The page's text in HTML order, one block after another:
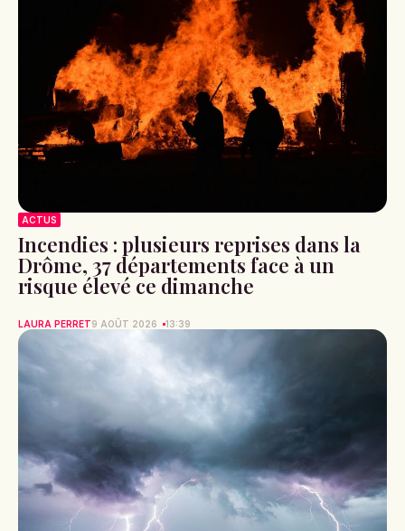
ACTUS
Incendies : plusieurs reprises dans la
Drôme, 37 départements face à un
risque élevé ce dimanche
LAURA PERRET9 AOÛT 2026 13:39